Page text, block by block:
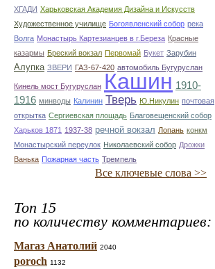
ХГАДИ Харьковская Академия Дизайна и Искусств
Художественное училище Богоявленский собор река
Волга Монастырь Картезианцев в г.Береза Красные
казармы Бреский вокзал Первомай Букет Зарубин
Алупка ЗВЕРИ ГАЗ-67-420 автомобиль Бугуруслан
Кинель мост Бугуруслан Кашин 1910-
1916 минводы Калинин Тверь Ю.Никулин почтовая
открытка Сергиевская площадь Благовещенский собор
Харьков 1871 1937-38 речной вокзал Лопань конкм
Монастырский переулок Николаевский собор Дрожки
Ванька Пожарная часть Тремпель
Все ключевые слова >>
Топ 15
по количеству комментариев:
Магаз Анатолий 2040
poroch 1132